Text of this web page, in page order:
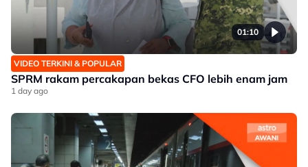
01:10
VIDEO TERKINI & POPULAR
SPRM rakam percakapan bekas CFO lebih enam jam
1 day ago